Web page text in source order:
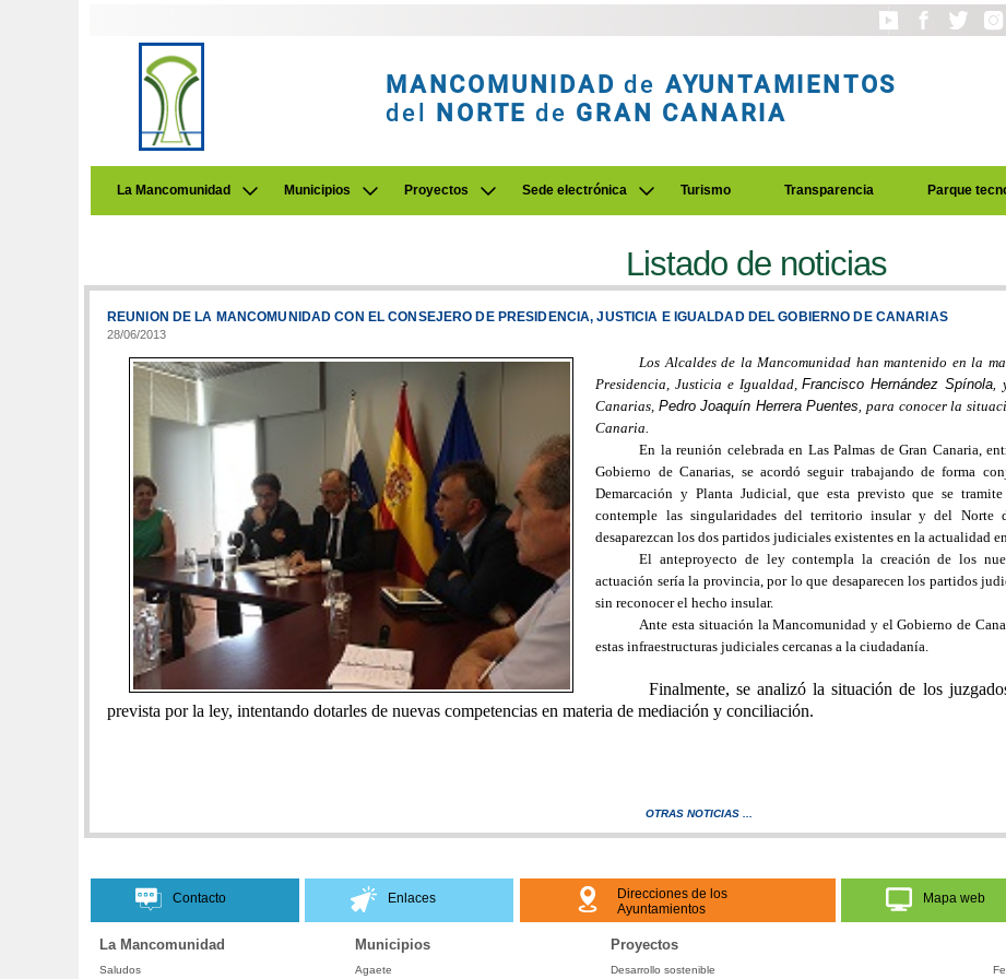
MANCOMUNIDAD de AYUNTAMIENTOS
del NORTE de GRAN CANARIA
La Mancomunidad Municipios Proyectos Sede electrónica Turismo Transparencia Parque
Listado de noticias
REUNION DE LA MANCOMUNIDAD CON EL CONSEJERO DE PRESIDENCIA, JUSTICIA E IGUALDAD DEL GOBIERNO DE CANARIAS
28/06/2013
Los Alcaldes de la Mancomunidad han mantenido en la
Presidencia, Justicia e Igualdad,Francisco Hernández Spínola,
Canarias, Pedro Joaquín Herrera Puentes, para conocer la
Canaria.
En la reunión celebrada en Las Palmas de Gran Canaria,
Gobierno de Canarias, se acordó seguir trabajando de forma
Demarcación y Planta Judicial, que esta previsto que se
contemple las singularidades del territorio insular y del
desaparezcan los dos partidos judiciales existentes en la actualidad
El anteproyecto de ley contempla la creación de los
actuación sería la provincia, por lo que desaparecen los partidos
sin reconocer el hecho insular.
Ante esta situación la Mancomunidad y el Gobierno de
estas infraestructuras judiciales cercanas a la ciudadanía.
Finalmente, se analizó la situación de los juzgados
prevista por la ley, intentando dotarles de nuevas competencias en materia de mediación y conciliación.
OTRAS NOTICIAS ...
Contacto Enlaces
Direcciones de los
Ayuntamientos
Mapa web
La Mancomunidad Municipios Proyectos
Saludos Agaete Desarrollo sostenible